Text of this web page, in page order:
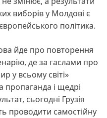
виборів у Молдові є
політика.
йде про повторення
де за гаслами про
у всьому світі»
пропаганда і щедрі
сьогодні Грузія
проводити самостійну